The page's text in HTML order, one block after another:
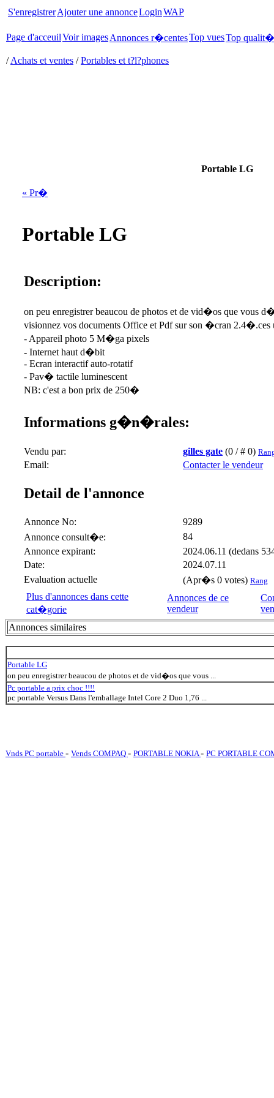
S'enregistrerAjouter une annonceLoginWAP
Page d'acceuilVoir imagesAnnonces r�centesTop vuesTop qualit�
/Achats et ventes /Portables et t?l?phones
Portable LG
« Pr�
Portable LG
Description:
on peu enregistrer beaucou de photos et de vid�os que vous
visionnez vos documents Office et Pdf sur son �cran 2.4�.ces
- Appareil photo 5 M�ga pixels
- Internet haut d�bit
- Ecran interactif auto-rotatif
- Pav� tactile luminescent
NB: c'est a bon prix de 250�
Informations g�n�rales:
Vendu par: gilles gate (0 / # 0)
Email: Contacter le vendeur
Detail de l'annonce
Annonce No:
9289
Annonce consult�e:
84
Annonce expirant:
2024.06.11 (dedans
Date:
2024.07.11
Evaluation actuelle
(Apr�s 0 votes) Rang
Plus d'annonces dans cette
cat�gorie
Annonces de ce
vendeur
Annonces similaires
Portable LG
on peu enregistrer beaucou de photos et de vid�os que vous ...
Pc portable a prix choc !!!!
pc portable Versus Dans l'emballage Intel Core 2 Duo 1,76 ...
Vnds PC portable - Vends COMPAQ - PORTABLE NOKIA- PC PORTABLE